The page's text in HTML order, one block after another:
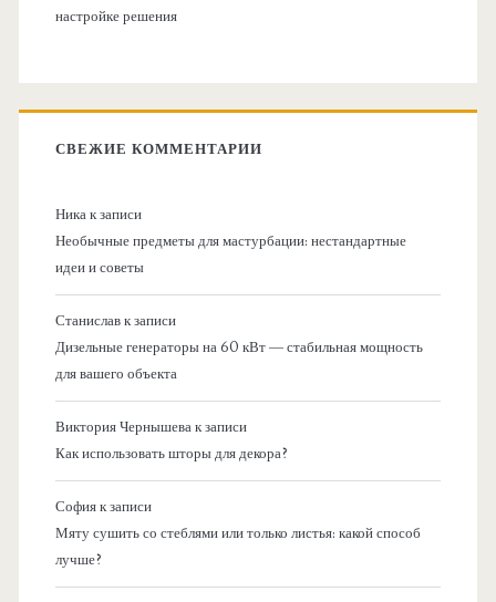
настройке решения
СВЕЖИЕ КОММЕНТАРИИ
Никак записи
Необычные предметы для мастурбации: нестандартные
идеи и советы
Станиславк записи
Дизельные генераторы на 60 кВт — стабильная мощность
для вашего объекта
Виктория Чернышевак записи
Как использовать шторы для декора?
Софияк записи
Мяту сушить со стеблями или только листья: какой способ
лучше?